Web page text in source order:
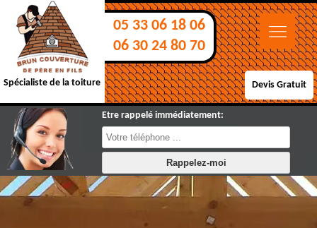
Spécialiste de la toiture
05 33 06 18 06
06 30 24 80 70
Devis Gratuit
Etre rappelé immédiatement: